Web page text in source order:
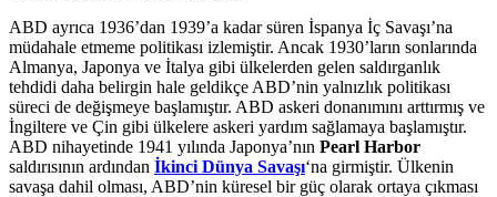
ABD ayrıca 1936’dan 1939’a kadar süren İspanya İç Savaşı’na
müdahale etmeme politikası izlemiştir. Ancak 1930’ların sonlarında
Almanya, Japonya ve İtalya gibi ülkelerden gelen saldırganlık
tehdidi daha belirgin hale geldikçe ABD’nin yalnızlık politikası
süreci de değişmeye başlamıştır. ABD askeri donanımını arttırmış ve
İngiltere ve Çin gibi ülkelere askeri yardım sağlamaya başlamıştır.
ABD nihayetinde 1941 yılında Japonya’nın Pearl Harbor
saldırısının ardından İkinci Dünya Savaşı‘na girmiştir. Ülkenin
savaşa dahil olması, ABD’nin küresel bir güç olarak ortaya çıkması